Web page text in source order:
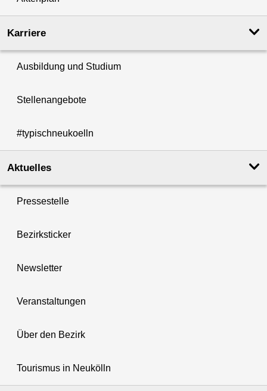
Karriere
Ausbildung und Studium
Stellenangebote
#typischneukoelln
Aktuelles
Pressestelle
Bezirksticker
Newsletter
Veranstaltungen
Über den Bezirk
Tourismus in Neukölln